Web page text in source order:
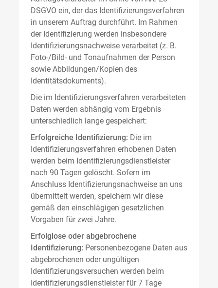
DSGVO ein, der das Identifizierungsverfahren
in unserem Auftrag durchführt. Im Rahmen
der Identifizierung werden insbesondere
Identifizierungsnachweise verarbeitet (z. B.
Foto-/Bild- und Tonaufnahmen der Person
sowie Abbildungen/Kopien des
Identitätsdokuments).
Die im Identifizierungsverfahren verarbeiteten
Daten werden abhängig vom Ergebnis
unterschiedlich lange gespeichert:
Erfolgreiche Identifizierung: Die im
Identifizierungsverfahren erhobenen Daten
werden beim Identifizierungsdienstleister
nach 90 Tagen gelöscht. Sofern im
Anschluss Identifizierungsnachweise an uns
übermittelt werden, speichern wir diese
gemäß den einschlägigen gesetzlichen
Vorgaben für zwei Jahre.
Erfolglose oder abgebrochene
Identifizierung: Personenbezogene Daten aus
abgebrochenen oder ungültigen
Identifizierungsversuchen werden beim
Identifizierungsdienstleister für 7 Tage